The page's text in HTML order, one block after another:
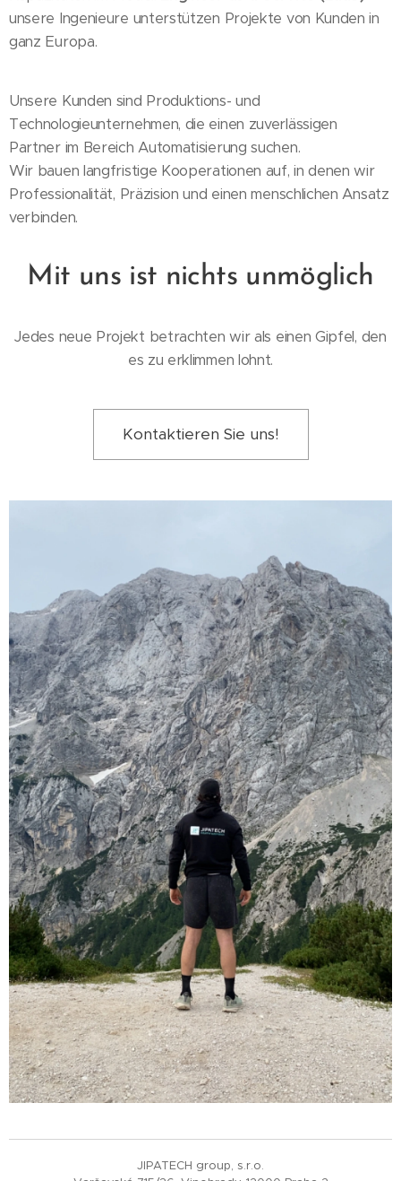
unsere Ingenieure unterstützen Projekte von Kunden in
ganz Europa.
Unsere Kunden sind Produktions- und
Technologieunternehmen, die einen zuverlässigen
Partner im Bereich Automatisierung suchen.
Wir bauen langfristige Kooperationen auf, in denen wir
Professionalität, Präzision und einen menschlichen Ansatz
verbinden.
Mit uns ist nichts unmöglich
Jedes neue Projekt betrachten wir als einen Gipfel, den
es zu erklimmen lohnt.
Kontaktieren Sie uns!
JIPATECH group, s.r.o.